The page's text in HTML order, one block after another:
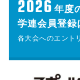
2026 年度
学連会員登録
各大会へのエント